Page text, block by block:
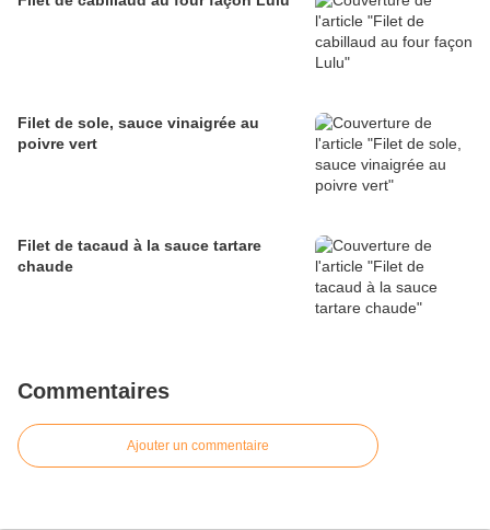
Filet de sole, sauce vinaigrée au
poivre vert
Filet de tacaud à la sauce tartare
chaude
Commentaires
Ajouter un commentaire